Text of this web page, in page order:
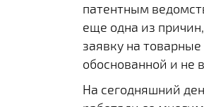
патентным
еще одна из
заявку на
обоснованной и не
На сегодняшний